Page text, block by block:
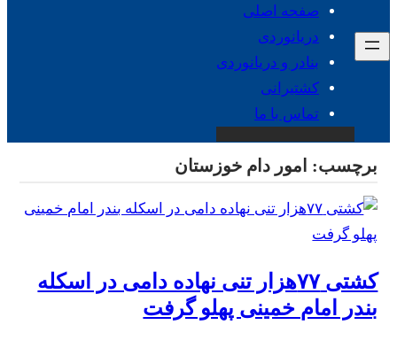
صفحه اصلی
دریانوردی
بنادر و دریانوردی
کشتیرانی
تماس با ما
برچسب: امور دام خوزستان
کشتی ۷۷هزار تنی نهاده دامی در اسکله
بندر امام خمینی پهلو گرفت